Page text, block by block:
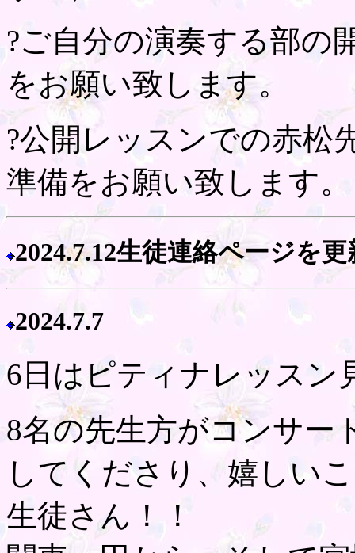
?ご自分の演奏する部の
をお願い致します。
?公開レッスンでの赤松
準備をお願い致します。
2024.7.12生徒連絡ページを
2024.7.7
6日はピティナレッスン
8名の先生方がコンサー
してくださり、嬉しい
生徒さん！！